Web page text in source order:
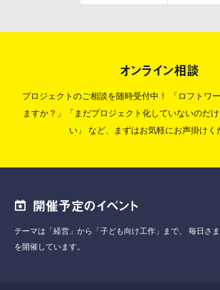
オンライン相談
プロジェクトのご相談を随時受付中！
「ロフトワ
ますか？」「まだプロジェクト化していないのだ
い」
など、まずはお気軽にお声掛けく
開催予定のイベント
テーマは「経営」から「子ども向け工作」まで、
毎日さ
を開催しています。